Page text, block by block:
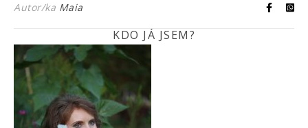
Autor/ka Maia
KDO JÁ JSEM?